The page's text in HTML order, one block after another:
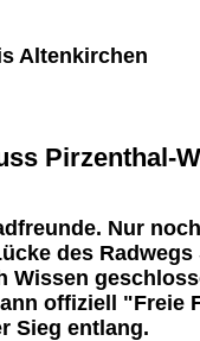
Altenkirchen
Pirzenthal-
Nur
des Radwegs
Wissen
offiziell "Freie
Sieg entlang.